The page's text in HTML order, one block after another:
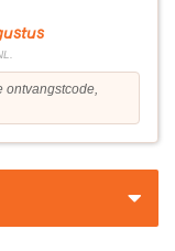
ontvangstcode,